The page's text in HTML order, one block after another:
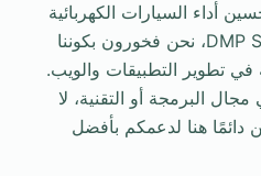
أداء السيارات الكهربائية
وتوسيع استخدامها. في DMP SOFT، نحن فخورون بكوننا
في تطوير التطبيقات والويب.
البرمجة أو التقنية، لا
دائمًا هنا لدعمكم بأفضل